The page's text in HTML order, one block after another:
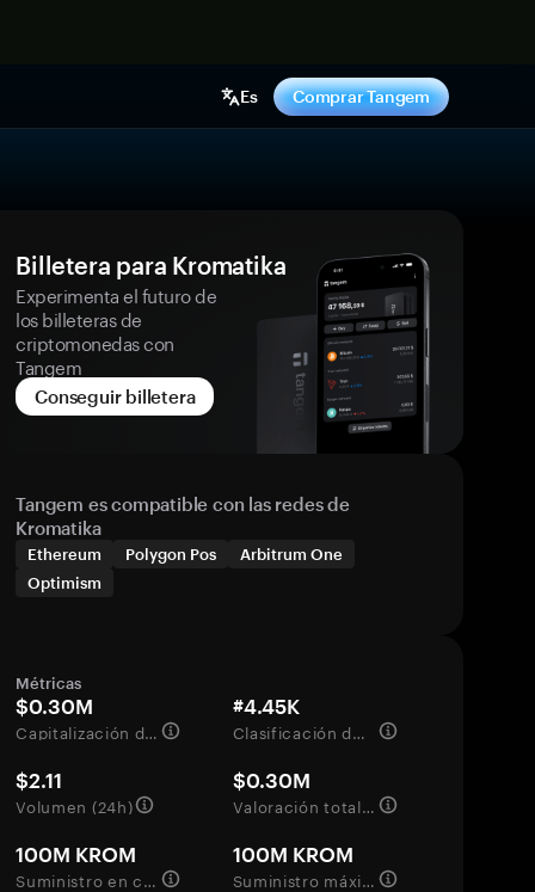
Es Comprar Tangem
Billetera para Kromatika
Experimenta el futuro de
los billeteras de
criptomonedas con
Tangem
Conseguir billetera
Tangem es compatible con las redes de
Kromatika
Ethereum Polygon Pos
Arbitrum One
Optimism
Métricas
$0.30M
Capitalización de mercado
#4.45K
Clasificación del mercado
$2.11
Volumen (24h)
$0.30M
Valoración totalmente diluida
100M KROM
Suministro en circulación
100M KROM
Suministro máximo